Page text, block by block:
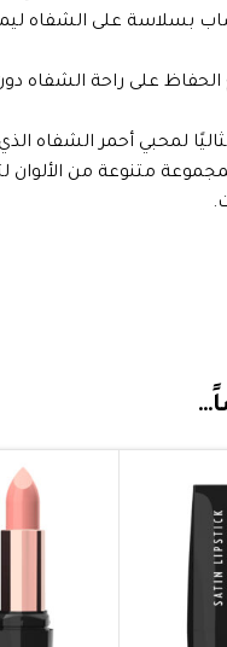
بسلاسة على الشفاه
الحفاظ على راحة الشفاه
لمحبي أحمر الشفاه
متنوعة من